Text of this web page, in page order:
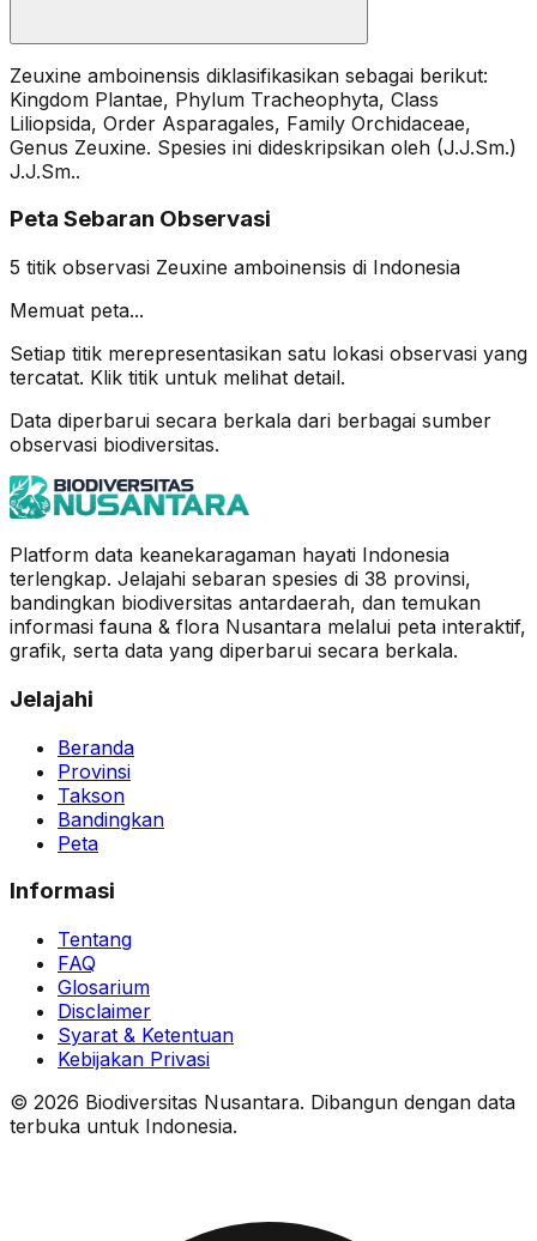
Zeuxine amboinensis diklasifikasikan sebagai berikut:
Kingdom Plantae, Phylum Tracheophyta, Class
Liliopsida, Order Asparagales, Family Orchidaceae,
Genus Zeuxine. Spesies ini dideskripsikan oleh (J.J.Sm.)
J.J.Sm..
Peta Sebaran Observasi
5 titik observasi Zeuxine amboinensis di Indonesia
Memuat peta...
Setiap titik merepresentasikan satu lokasi observasi yang
tercatat. Klik titik untuk melihat detail.
Data diperbarui secara berkala dari berbagai sumber
observasi biodiversitas.
Platform data keanekaragaman hayati Indonesia
terlengkap. Jelajahi sebaran spesies di 38 provinsi,
bandingkan biodiversitas antardaerah, dan temukan
informasi fauna & flora Nusantara melalui peta interaktif,
grafik, serta data yang diperbarui secara berkala.
Jelajahi
Beranda
Provinsi
Takson
Bandingkan
Peta
Informasi
Tentang
FAQ
Glosarium
Disclaimer
Syarat & Ketentuan
Kebijakan Privasi
© 2026 Biodiversitas Nusantara. Dibangun dengan data
terbuka untuk Indonesia.